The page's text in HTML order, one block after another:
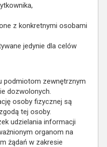
z konkretnymi osobami
jedynie dla celów
podmiotom zewnętrznym
dozwolonych.
osoby fizycznej są
tej osoby.
udzielania informacji
organom na
żądań w zakresie